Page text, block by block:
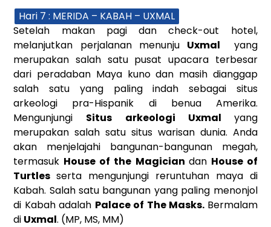
Hari 7 : MERIDA – KABAH – UXMAL
Setelah makan pagi dan check-out hotel,
melanjutkan perjalanan menunju Uxmal yang
merupakan salah satu pusat upacara terbesar
dari peradaban Maya kuno dan masih dianggap
salah satu yang paling indah sebagai situs
arkeologi pra-Hispanik di benua Amerika.
Mengunjungi Situs arkeologi Uxmal yang
merupakan salah satu situs warisan dunia. Anda
akan menjelajahi bangunan-bangunan megah,
termasuk House of the Magician dan House of
Turtlesserta mengunjungi reruntuhan maya di
Kabah. Salah satu bangunan yang paling menonjol
di Kabah adalah Palace of The Masks. Bermalam
di Uxmal. (MP, MS, MM)